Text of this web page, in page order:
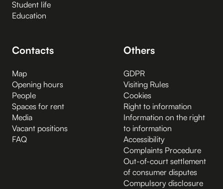
Student life
Education
Contacts
Map
Opening hours
People
Spaces for rent
Media
Vacant positions
FAQ
Others
GDPR
Visiting Rules
Cookies
Right to information
Information on the right
to information
Accessibility
Complaints Procedure
Out-of-court settlement
of consumer disputes
Compulsory disclosure